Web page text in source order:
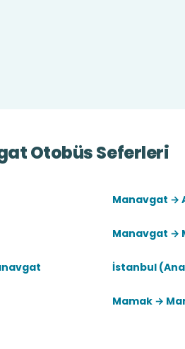
Otobüs Seferleri
Manavgat →
Manavgat →
İstanbul
Mamak →